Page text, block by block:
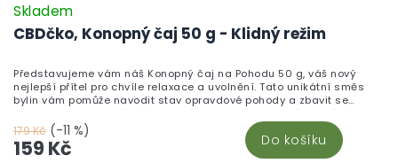
CBDčko, Konopný čaj 50 g - Klidný režim
Skladem
179 Kč (-11 %)
159 Kč Do košíku
Představujeme vám náš Konopný čaj na Pohodu 50 g, váš nový
nejlepší přítel pro chvíle relaxace a uvolnění. Tato unikátní směs
bylin vám pomůže navodit stav opravdové pohody a zbavit se
stresu. Obsahuje pečlivě vybrané bylinky jako meduňku, heřmánek,
máta a konopí, které jsou známé svými uklidňujícími účinky. Vše je
čistě přírodní a bez chemických přísad, což zaručuje tu nejlepší
kvalitu pro vaše tělo i mysl. Vyberte si tento čaj a zažijte dokonalou